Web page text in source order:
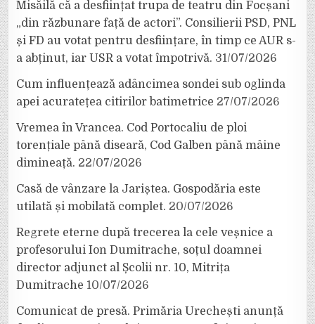
Misăilă că a desființat trupa de teatru din Focșani
„din răzbunare față de actori”. Consilierii PSD, PNL
și FD au votat pentru desființare, în timp ce AUR s-
a abținut, iar USR a votat împotrivă. 31/07/2026
Cum influențează adâncimea sondei sub oglinda
apei acuratețea citirilor batimetrice 27/07/2026
Vremea în Vrancea. Cod Portocaliu de ploi
torențiale până diseară, Cod Galben până mâine
dimineață. 22/07/2026
Casă de vânzare la Jariștea. Gospodăria este
utilată și mobilată complet. 20/07/2026
Regrete eterne după trecerea la cele veșnice a
profesorului Ion Dumitrache, soțul doamnei
director adjunct al Școlii nr. 10, Mitrița
Dumitrache 10/07/2026
Comunicat de presă. Primăria Urechești anunță